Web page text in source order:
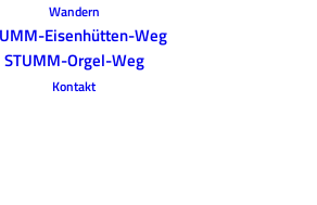
Wandern
Eisenhütten-Weg
STUMM-Orgel-Weg
Kontakt